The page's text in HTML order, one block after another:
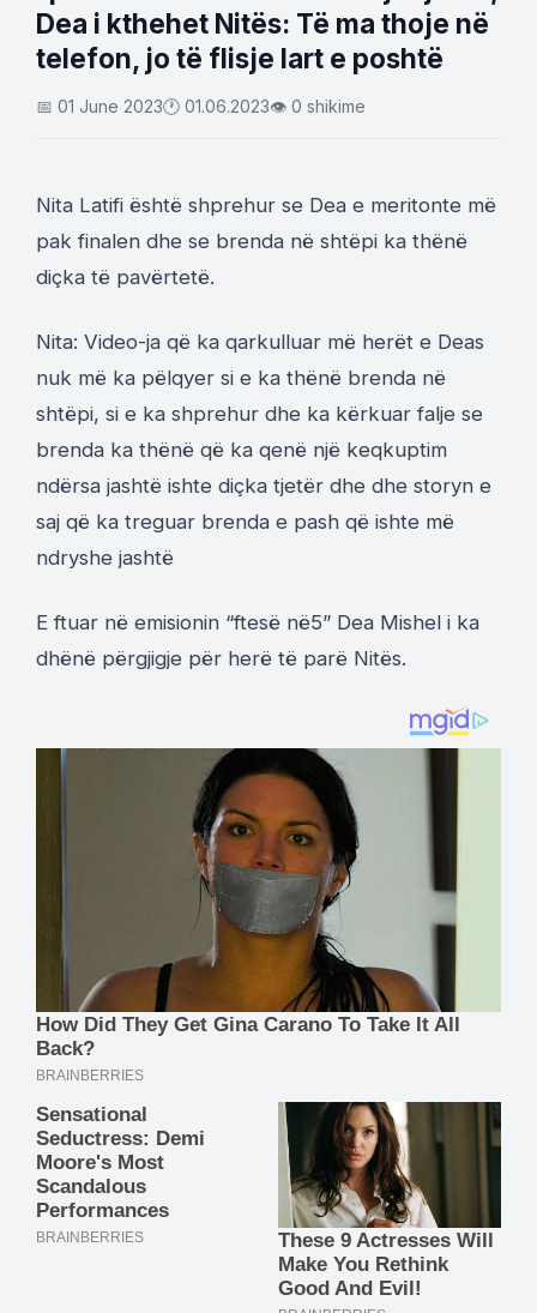
Dea i kthehet Nitës: Të ma thoje në
telefon, jo të flisje lart e poshtë
📅 01 June 2023🕐 01.06.2023👁 0 shikime
Nita Latifi është shprehur se Dea e meritonte më
pak finalen dhe se brenda në shtëpi ka thënë
diçka të pavërtetë.
Nita: Video-ja që ka qarkulluar më herët e Deas
nuk më ka pëlqyer si e ka thënë brenda në
shtëpi, si e ka shprehur dhe ka kërkuar falje se
brenda ka thënë që ka qenë një keqkuptim
ndërsa jashtë ishte diçka tjetër dhe dhe storyn e
saj që ka treguar brenda e pash që ishte më
ndryshe jashtë
E ftuar në emisionin “ftesë në5” Dea Mishel i ka
dhënë përgjigje për herë të parë Nitës.